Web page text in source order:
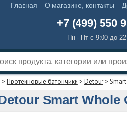
Главная О магазине, контакты
+7 (499) 550
Пн - Пт с 9:00 до
> Протеиновые батончики > Detour>
Smart Whole